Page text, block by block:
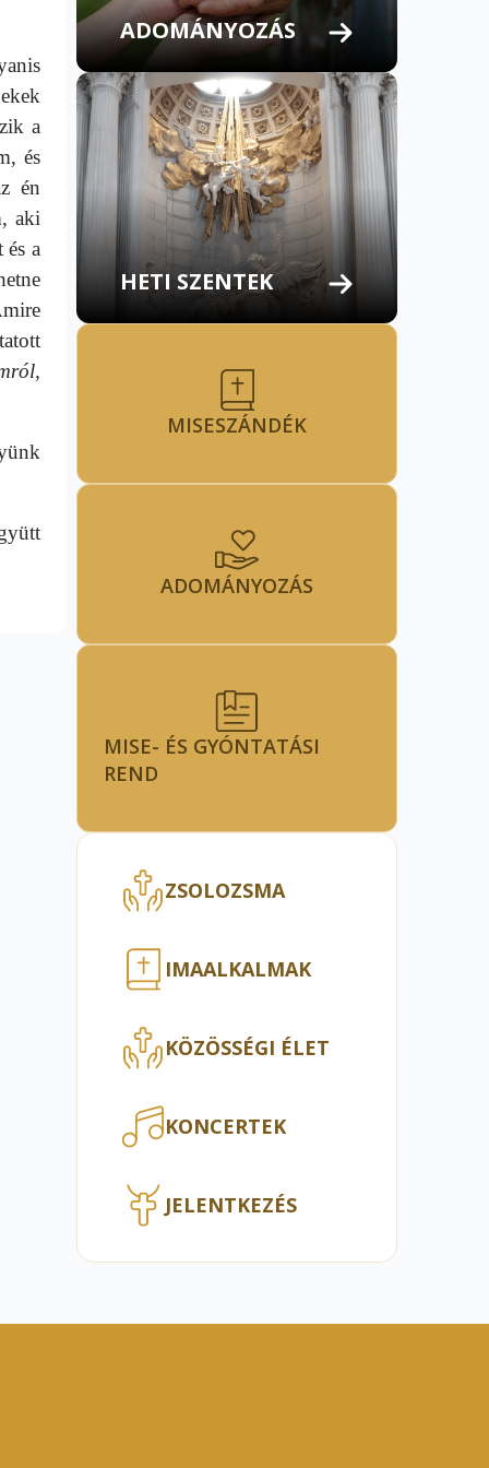
a
és
én
aki
és a
ADOMÁNYOZÁS
HETI SZENTEK
MISESZÁNDÉK
ADOMÁNYOZÁS
MISE- ÉS GYÓNTATÁSI
REND
ZSOLOZSMA
IMAALKALMAK
KÖZÖSSÉGI ÉLET
KONCERTEK
JELENTKEZÉS